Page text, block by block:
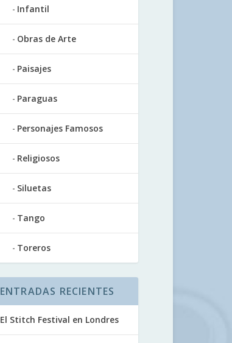
Infantil
Obras de Arte
Paisajes
Paraguas
Personajes Famosos
Religiosos
Siluetas
Tango
Toreros
ENTRADAS RECIENTES
El Stitch Festival en Londres